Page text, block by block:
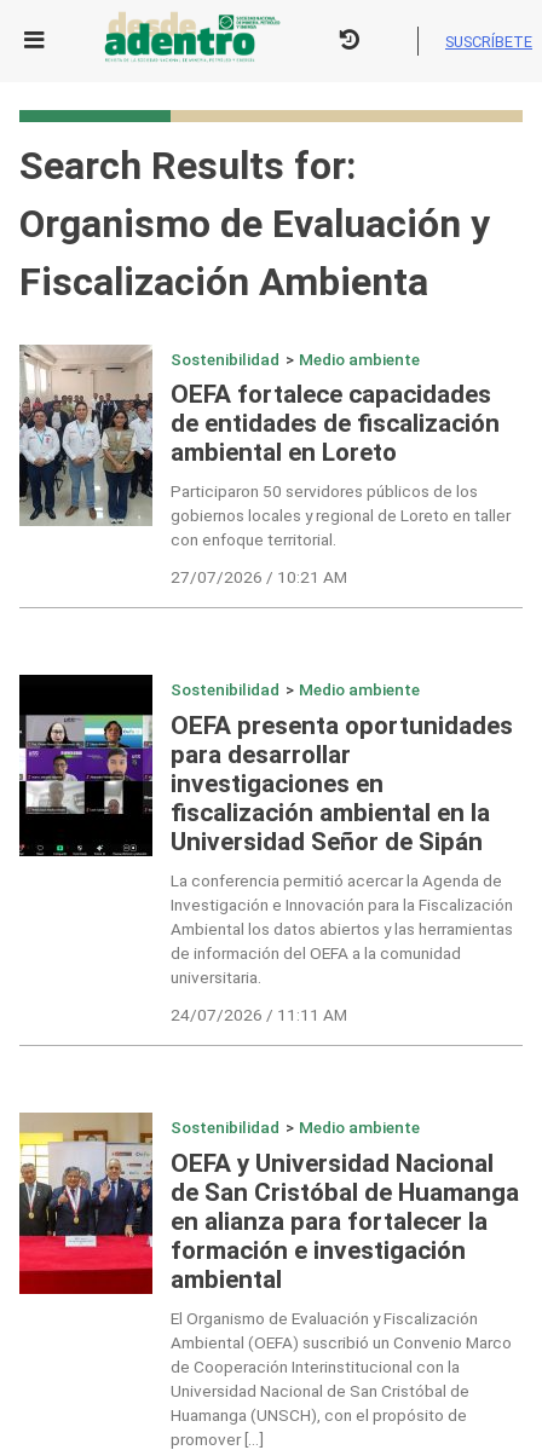
SUSCRÍBETE
Search Results for:
Organismo de Evaluación y
Fiscalización Ambienta
Sostenibilidad > Medio ambiente
OEFA fortalece capacidades
de entidades de fiscalización
ambiental en Loreto
Participaron 50 servidores públicos de los
gobiernos locales y regional de Loreto en taller
con enfoque territorial.
27/07/2026 / 10:21 AM
Sostenibilidad > Medio ambiente
OEFA presenta oportunidades
para desarrollar
investigaciones en
fiscalización ambiental en la
Universidad Señor de Sipán
La conferencia permitió acercar la Agenda de
Investigación e Innovación para la Fiscalización
Ambiental los datos abiertos y las herramientas
de información del OEFA a la comunidad
universitaria.
24/07/2026 / 11:11 AM
Sostenibilidad > Medio ambiente
OEFA y Universidad Nacional
de San Cristóbal de Huamanga
en alianza para fortalecer la
formación e investigación
ambiental
El Organismo de Evaluación y Fiscalización
Ambiental (OEFA) suscribió un Convenio Marco
de Cooperación Interinstitucional con la
Universidad Nacional de San Cristóbal de
Huamanga (UNSCH), con el propósito de
promover […]